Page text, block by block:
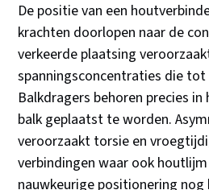
De positie van een
krachten doorlopen naar de
verkeerde plaatsing
spanningsconcentraties die tot
Balkdragers behoren precies
balk geplaatst te worden.
veroorzaakt torsie en
verbindingen waar ook
nauwkeurige positionering nog